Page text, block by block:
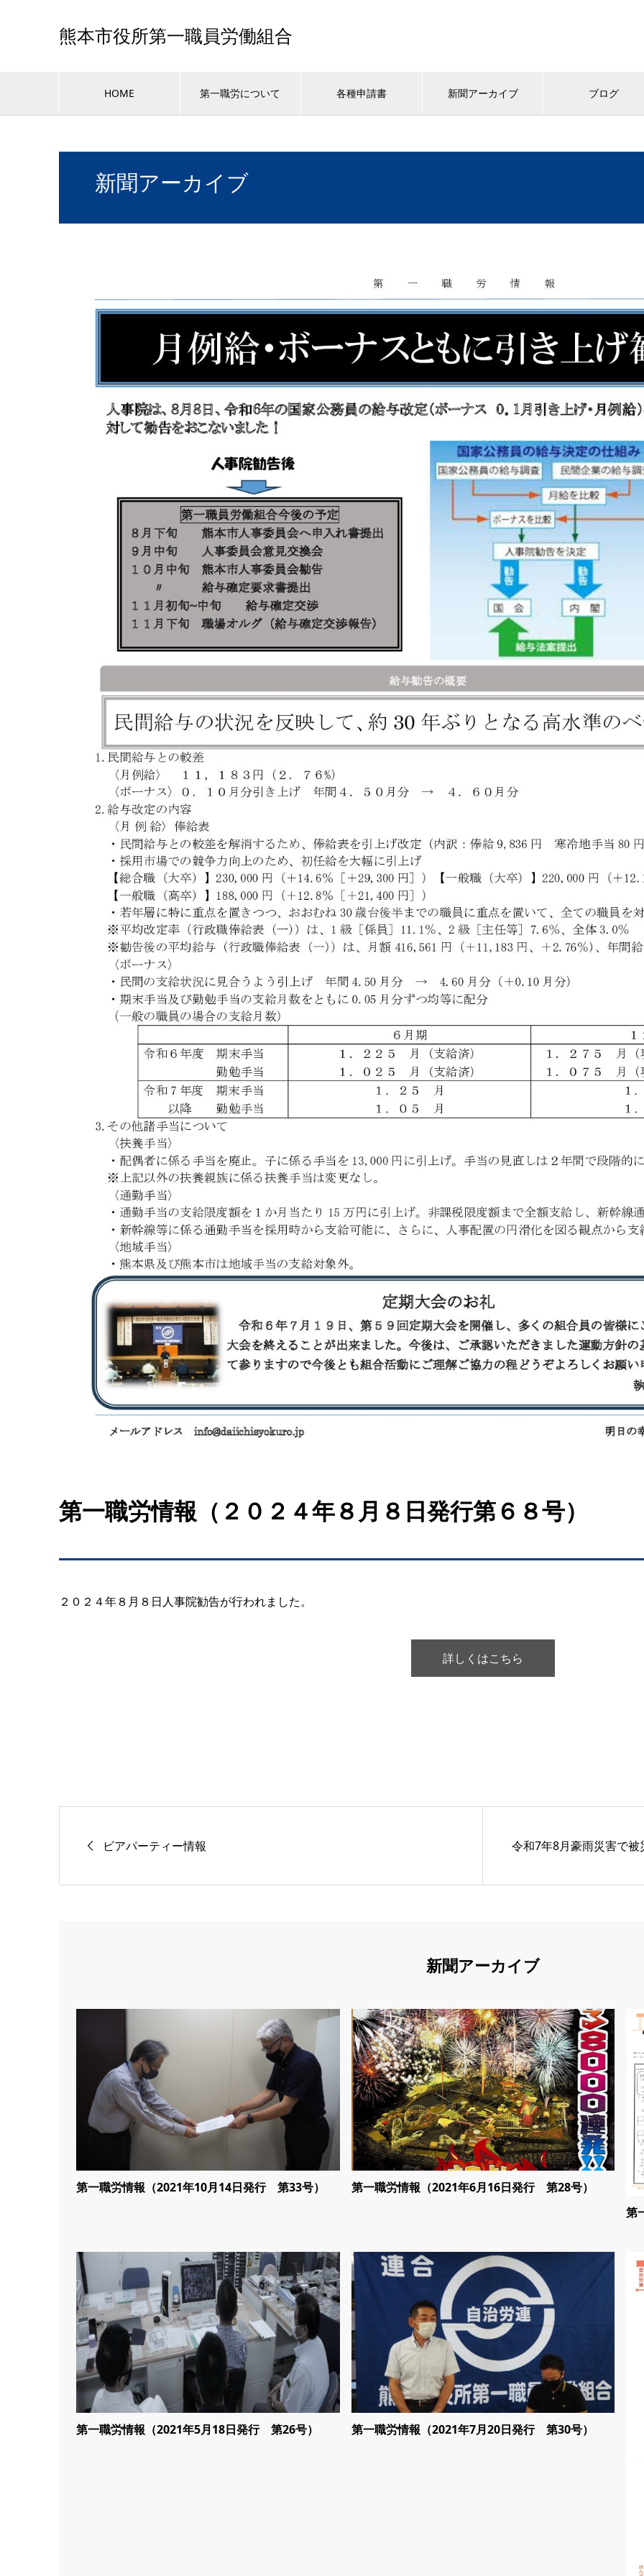
熊本市役所第一職員労働組合
HOME 第一職労について 各種申請書 新聞アーカイブ ブログ
新聞アーカイブ
第一職労情報（２０２４年８月８日発行第６８号）
２０２４年８月８日人事院勧告が行われました。
詳しくはこちら
ビアパーティー情報 令和7年8月豪雨災害で被
新聞アーカイブ
第一職労情報（2021年10月14日発行 第33号）
第一職労情報（2021年6月16日発行 第28号）
第
第一職労情報（2021年5月18日発行 第26号） 第一職労情報（2021年7月20日発行 第30号）